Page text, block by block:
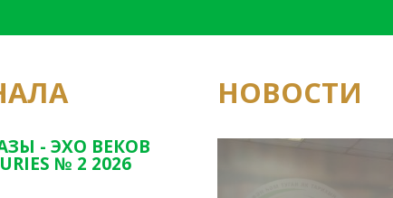
- ЭХО ВЕКОВ
№ 2 2026
НОВОСТИ
Юным